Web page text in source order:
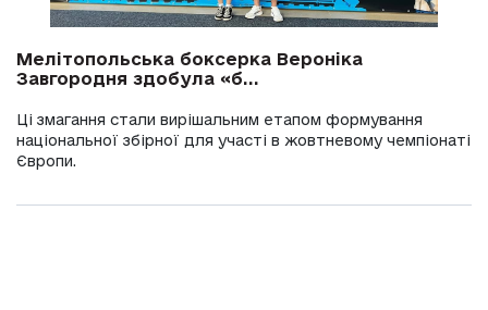
Мелітопольська боксерка Вероніка
Завгородня здобула «б...
Ці змагання стали вирішальним етапом формування
національної збірної для участі в жовтневому чемпіонаті
Європи.